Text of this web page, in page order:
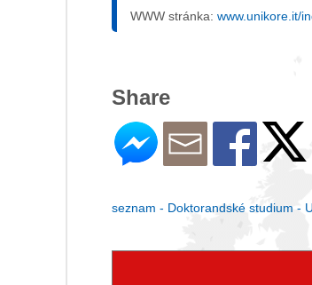
WWW stránka: www.unikore.it/
Share
seznam - Doktorandské studium -